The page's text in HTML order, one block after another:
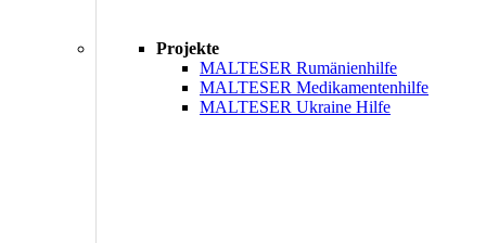
Projekte
MALTESER Rumänienhilfe
MALTESER Medikamentenhilfe
MALTESER Ukraine Hilfe